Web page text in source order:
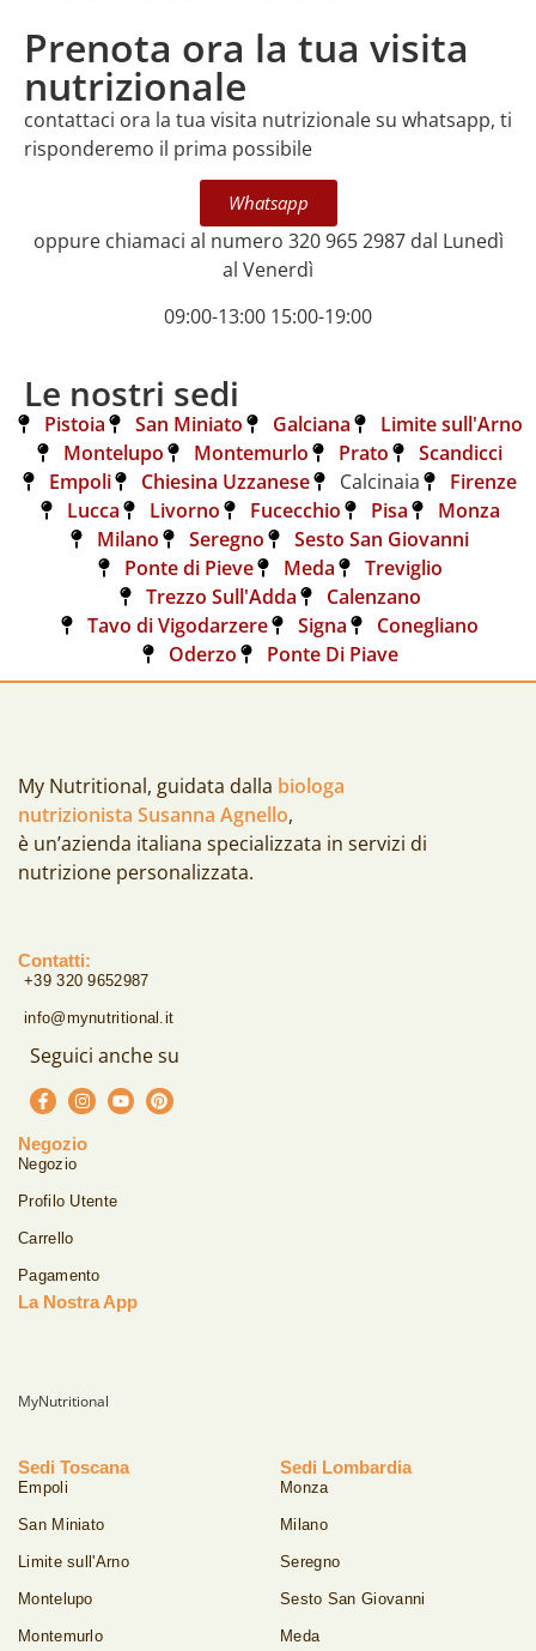
Prenota ora la tua visita
nutrizionale
contattaci ora la tua visita nutrizionale su whatsapp, ti
risponderemo il prima possibile
Whatsapp
oppure chiamaci al numero 320 965 2987 dal Lunedì
al Venerdì
09:00-13:00 15:00-19:00
Le nostri sedi
Pistoia San Miniato Galciana
Limite sull'Arno
Montelupo
Montemurlo Prato
Scandicci
Empoli
Chiesina Uzzanese Calcinaia
Firenze
Lucca
Livorno Fucecchio Pisa
Monza
Milano
Seregno
Sesto San Giovanni
Ponte di Pieve
Meda
Treviglio
Trezzo Sull'Adda
Calenzano
Tavo di Vigodarzere
Signa
Conegliano
Oderzo
Ponte Di Piave
My Nutritional, guidata dalla biologa
nutrizionista Susanna Agnello,
è un’azienda italiana specializzata in servizi di
nutrizione personalizzata.
Contatti:
+39 320 9652987
info@mynutritional.it
Seguici anche su
Negozio
Negozio
Profilo Utente
Carrello
Pagamento
La Nostra App
MyNutritional
Sedi Toscana
Empoli
San Miniato
Limite sull'Arno
Montelupo
Montemurlo
Sedi Lombardia
Monza
Milano
Seregno
Sesto San Giovanni
Meda